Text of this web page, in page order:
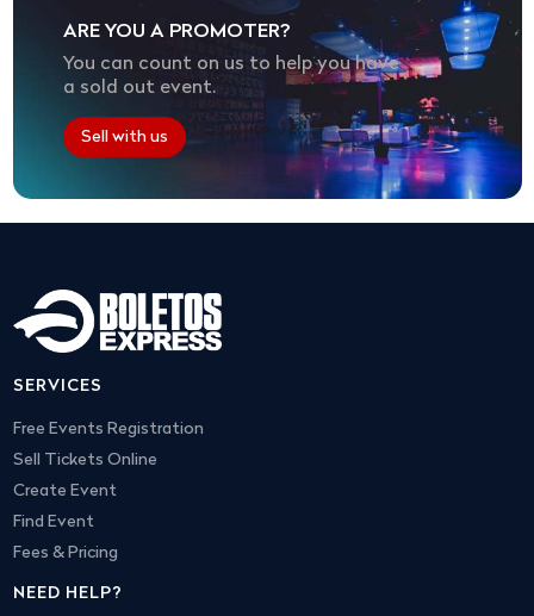
ARE YOU A PROMOTER?
You can count on us to help you have
a sold out event.
Sell with us
SERVICES
Free Events Registration
Sell Tickets Online
Create Event
Find Event
Fees & Pricing
NEED HELP?